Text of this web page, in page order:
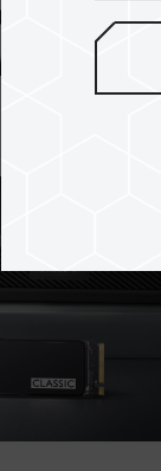
kündigt T-
PCIe